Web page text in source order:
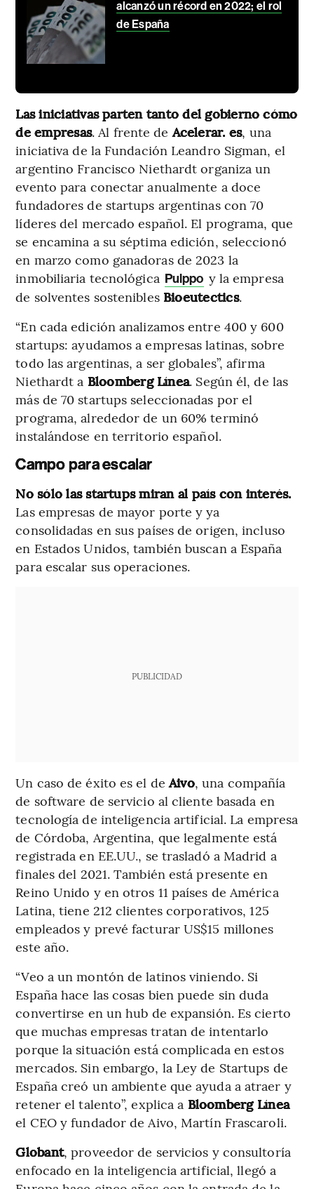
alcanzó un récord en 2022; el rol
de España
Las iniciativas parten tanto del gobierno cómo
de empresas. Al frente deAcelerar. es, una
iniciativa de la Fundación Leandro Sigman, el
argentino Francisco Niethardt organiza un
evento para conectar anualmente a doce
fundadores de startups argentinas con 70
líderes del mercado español. El programa, que
se encamina a su séptima edición, seleccionó
en marzo como ganadoras de 2023 la
inmobiliaria tecnológica Pulppo y la empresa
de solventes sostenibles Bioeutectics.
“En cada edición analizamos entre 400 y 600
startups: ayudamos a empresas latinas, sobre
todo las argentinas, a ser globales”, afirma
Niethardt a Bloomberg Línea. Según él, de las
más de 70 startups seleccionadas por el
programa, alrededor de un 60% terminó
instalándose en territorio español.
Campo para escalar
No sólo las startups miran al país con interés.
Las empresas de mayor porte y ya
consolidadas en sus países de origen, incluso
en Estados Unidos, también buscan a España
para escalar sus operaciones.
PUBLICIDAD
Un caso de éxito es el deAivo, una compañía
de software de servicio al cliente basada en
tecnología de inteligencia artificial. La empresa
de Córdoba, Argentina, que legalmente está
registrada en EE.UU., se trasladó a Madrid a
finales del 2021. También está presente en
Reino Unido y en otros 11 países de América
Latina, tiene 212 clientes corporativos, 125
empleados y prevé facturar US$15 millones
este año.
“Veo a un montón de latinos viniendo. Si
España hace las cosas bien puede sin duda
convertirse en un hub de expansión. Es cierto
que muchas empresas tratan de intentarlo
porque la situación está complicada en estos
mercados. Sin embargo, la Ley de Startups de
España creó un ambiente que ayuda a atraer y
retener el talento”, explica a Bloomberg Línea
el CEO y fundador de Aivo, Martín Frascaroli.
Globant, proveedor de servicios y consultoría
enfocado en la inteligencia artificial, llegó a